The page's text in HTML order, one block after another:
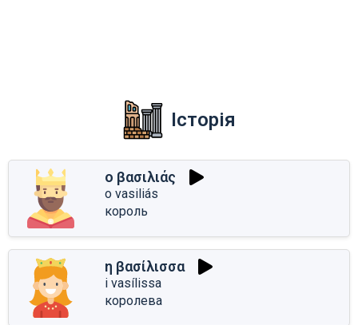
Історія
ο βασιλιάς
o vasiliás
король
η βασίλισσα
i vasílissa
королева